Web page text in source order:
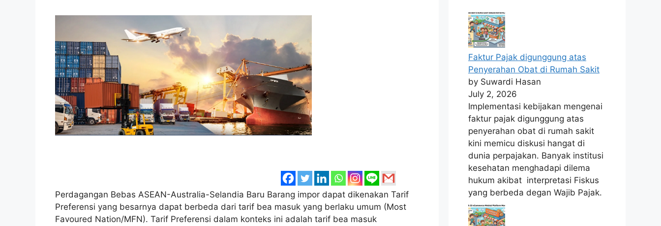
Perdagangan Bebas ASEAN-Australia-Selandia Baru Barang impor dapat dikenakan Tarif
Preferensi yang besarnya dapat berbeda dari tarif bea masuk yang berlaku umum (Most
Favoured Nation/MFN). Tarif Preferensi dalam konteks ini adalah tarif bea masuk
Faktur Pajak digunggung atas
Penyerahan Obat di Rumah Sakit
by Suwardi Hasan
July 2, 2026
Implementasi kebijakan mengenai
faktur pajak digunggung atas
penyerahan obat di rumah sakit
kini memicu diskusi hangat di
dunia perpajakan. Banyak institusi
kesehatan menghadapi dilema
hukum akibat interpretasi Fiskus
yang berbeda degan Wajib Pajak.